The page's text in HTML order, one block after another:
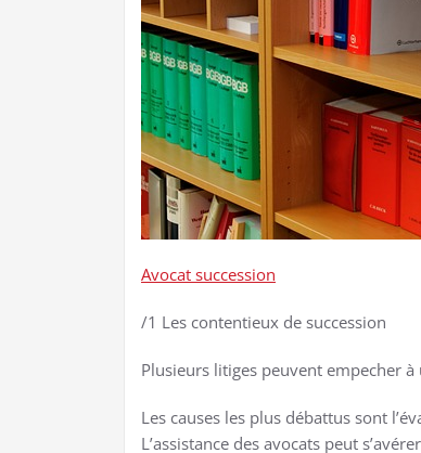
Avocat succession
/1 Les contentieux de succession
Plusieurs litiges peuvent empecher
Les causes les plus débattus sont
L’assistance des avocats peut